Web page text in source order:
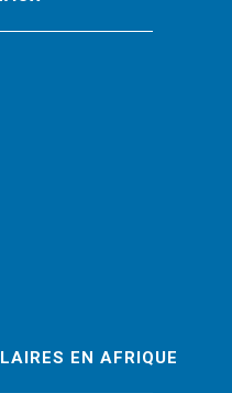
EN AFRIQUE